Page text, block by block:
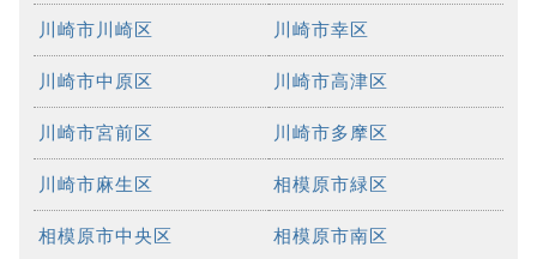
川崎市川崎区 川崎市幸区
川崎市中原区 川崎市高津区
川崎市宮前区 川崎市多摩区
川崎市麻生区 相模原市緑区
相模原市中央区 相模原市南区